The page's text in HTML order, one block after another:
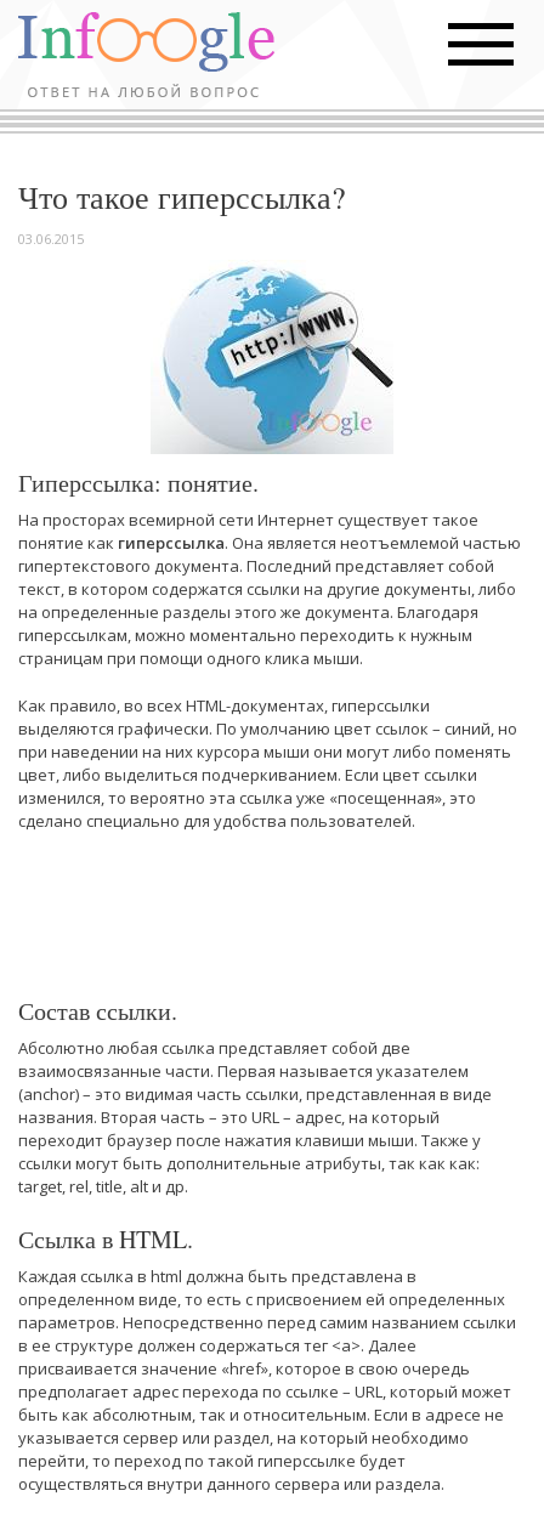
Что такое гиперссылка?
03.06.2015
Гиперссылка: понятие.
На просторах всемирной сети Интернет существует такое
понятие как гиперссылка. Она является неотъемлемой частью
гипертекстового документа. Последний представляет собой
текст, в котором содержатся ссылки на другие документы, либо
на определенные разделы этого же документа. Благодаря
гиперссылкам, можно моментально переходить к нужным
страницам при помощи одного клика мыши.
Как правило, во всех HTML-документах, гиперссылки
выделяются графически. По умолчанию цвет ссылок – синий, но
при наведении на них курсора мыши они могут либо поменять
цвет, либо выделиться подчеркиванием. Если цвет ссылки
изменился, то вероятно эта ссылка уже «посещенная», это
сделано специально для удобства пользователей.
Состав ссылки.
Абсолютно любая ссылка представляет собой две
взаимосвязанные части. Первая называется указателем
(anchor) – это видимая часть ссылки, представленная в виде
названия. Вторая часть – это URL – адрес, на который
переходит браузер после нажатия клавиши мыши. Также у
ссылки могут быть дополнительные атрибуты, так как как:
target, rel, title, alt и др.
Ссылка в HTML.
Каждая ссылка в html должна быть представлена в
определенном виде, то есть с присвоением ей определенных
параметров. Непосредственно перед самим названием ссылки
в ее структуре должен содержаться тег <а>. Далее
присваивается значение «href», которое в свою очередь
предполагает адрес перехода по ссылке – URL, который может
быть как абсолютным, так и относительным. Если в адресе не
указывается сервер или раздел, на который необходимо
перейти, то переход по такой гиперссылке будет
осуществляться внутри данного сервера или раздела.